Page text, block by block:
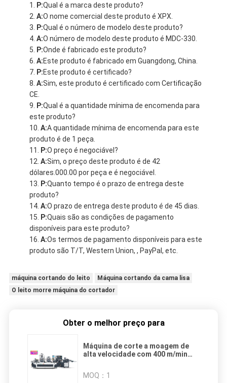
P:Qual é a marca deste produto?
A:O nome comercial deste produto é XPX.
P:Qual é o número de modelo deste produto?
A:O número de modelo deste produto é MDC-330.
P:Onde é fabricado este produto?
A:Este produto é fabricado em Guangdong, China.
P:Este produto é certificado?
A:Sim, este produto é certificado com Certificação
CE.
P:Qual é a quantidade mínima de encomenda para
este produto?
A:A quantidade mínima de encomenda para este
produto é de 1 peça.
P:O preço é negociável?
A:Sim, o preço deste produto é de 42
dólares.000.00 por peça e é negociável.
P:Quanto tempo é o prazo de entrega deste
produto?
A:O prazo de entrega deste produto é de 45 dias.
P:Quais são as condições de pagamento
disponíveis para este produto?
A:Os termos de pagamento disponíveis para este
produto são T/T, Western Union, , PayPal, etc.
máquina cortando do leito
Máquina cortando da cama lisa
O leito morre máquina do cortador
Obter o melhor preço para
Máquina de corte a moagem de
alta velocidade com 400 m/min
personalizável
MOQ： 1